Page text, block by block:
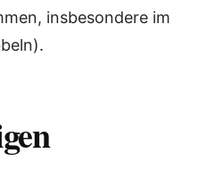
insbesondere im